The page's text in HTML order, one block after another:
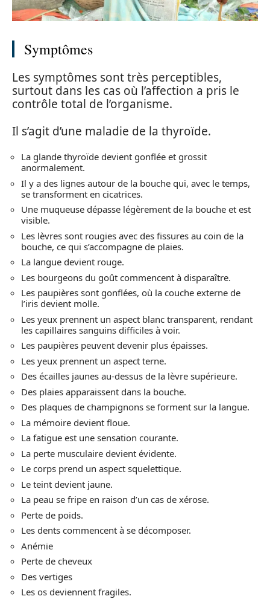
Symptômes
Les symptômes sont très perceptibles,
surtout dans les cas où l’affection a pris le
contrôle total de l’organisme.
Il s’agit d’une maladie de la thyroïde.
La glande thyroïde devient gonflée et grossit
anormalement.
Il y a des lignes autour de la bouche qui, avec le temps,
se transforment en cicatrices.
Une muqueuse dépasse légèrement de la bouche et est
visible.
Les lèvres sont rougies avec des fissures au coin de la
bouche, ce qui s’accompagne de plaies.
La langue devient rouge.
Les bourgeons du goût commencent à disparaître.
Les paupières sont gonflées, où la couche externe de
l’iris devient molle.
Les yeux prennent un aspect blanc transparent, rendant
les capillaires sanguins difficiles à voir.
Les paupières peuvent devenir plus épaisses.
Les yeux prennent un aspect terne.
Des écailles jaunes au-dessus de la lèvre supérieure.
Des plaies apparaissent dans la bouche.
Des plaques de champignons se forment sur la langue.
La mémoire devient floue.
La fatigue est une sensation courante.
La perte musculaire devient évidente.
Le corps prend un aspect squelettique.
Le teint devient jaune.
La peau se fripe en raison d’un cas de xérose.
Perte de poids.
Les dents commencent à se décomposer.
Anémie
Perte de cheveux
Des vertiges
Les os deviennent fragiles.